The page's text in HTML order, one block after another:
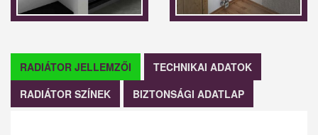
RADIÁTOR JELLEMZŐI
TECHNIKAI ADATOK
RADIÁTOR SZÍNEK
BIZTONSÁGI ADATLAP